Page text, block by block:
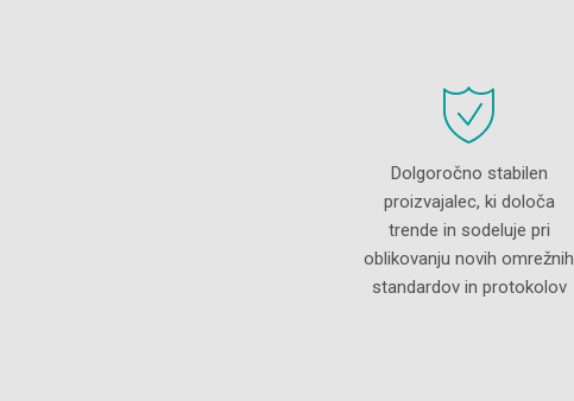
Dolgoročno stabilen
proizvajalec, ki določa
trende in sodeluje pri
oblikovanju novih omrežnih
standardov in protokolov